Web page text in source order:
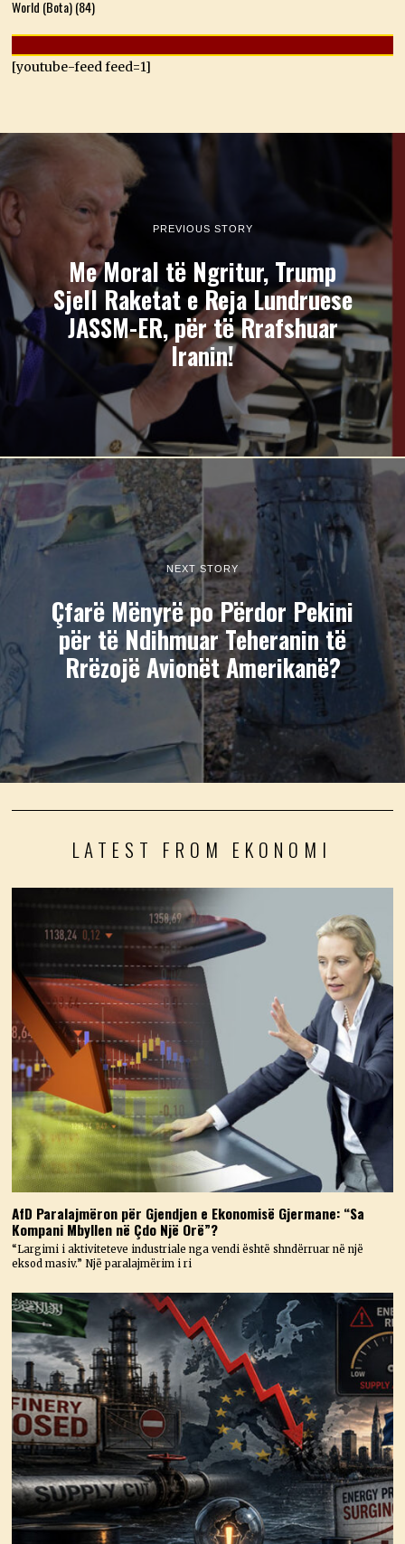
World (Bota)(84)
[youtube-feed feed=1]
PREVIOUS STORY
Me Moral të Ngritur, Trump
Sjell Raketat e Reja Lundruese
JASSM-ER, për të Rrafshuar
Iranin!
NEXT STORY
Çfarë Mënyrë po Përdor Pekini
për të Ndihmuar Teheranin të
Rrëzojë Avionët Amerikanë?
LATEST FROM EKONOMI
AfD Paralajmëron për Gjendjen e Ekonomisë Gjermane: “Sa
Kompani Mbyllen në Çdo Një Orë”?
“Largimi i aktiviteteve industriale nga vendi është shndërruar në një
eksod masiv.” Një paralajmërim i ri